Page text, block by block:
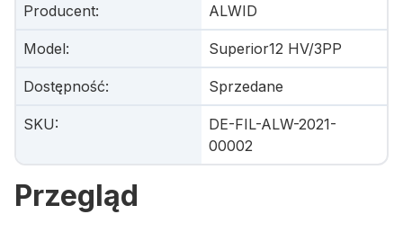
Producent: ALWID
Model: Superior12 HV/3PP
Dostępność: Sprzedane
SKU:
DE-FIL-ALW-2021-
00002
Przegląd